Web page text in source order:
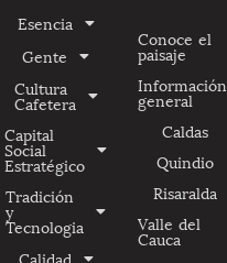
Esencia
Gente
Cultura
Cafetera
Capital
Social
Estratégico
Tradición
y
Tecnologia
Conoce el
paisaje
Información
general
Caldas
Quindio
Risaralda
Valle del
Cauca